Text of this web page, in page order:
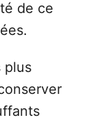
de ce
plus